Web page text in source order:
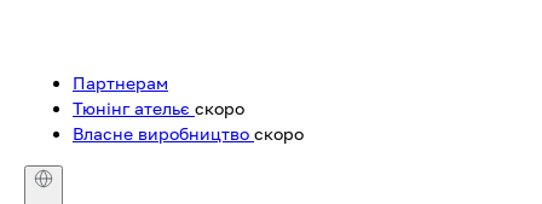
Партнерам
Тюнінг ательє скоро
Власне виробництво скоро